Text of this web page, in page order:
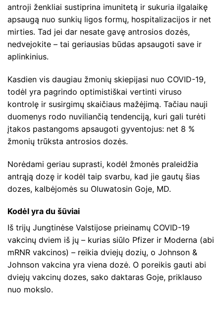
antroji ženkliai sustiprina imunitetą ir sukuria ilgalaikę
apsaugą nuo sunkių ligos formų, hospitalizacijos ir net
mirties. Tad jei dar nesate gavę antrosios dozės,
nedvejokite – tai geriausias būdas apsaugoti save ir
aplinkinius.
Kasdien vis daugiau žmonių skiepijasi nuo COVID-19,
todėl yra pagrindo optimistiškai vertinti viruso
kontrolę ir susirgimų skaičiaus mažėjimą. Tačiau nauji
duomenys rodo nuviliančią tendenciją, kuri gali turėti
įtakos pastangoms apsaugoti gyventojus: net 8 %
žmonių trūksta antrosios dozės.
Norėdami geriau suprasti, kodėl žmonės praleidžia
antrąją dozę ir kodėl taip svarbu, kad jie gautų šias
dozes, kalbėjomės su Oluwatosin Goje, MD.
Kodėl yra du šūviai
Iš trijų Jungtinėse Valstijose prieinamų COVID-19
vakcinų dviem iš jų – kurias siūlo Pfizer ir Moderna (abi
mRNR vakcinos) – reikia dviejų dozių, o Johnson &
Johnson vakcina yra viena dozė. O poreikis gauti abi
dviejų vakcinų dozes, sako daktaras Goje, priklauso
nuo mokslo.